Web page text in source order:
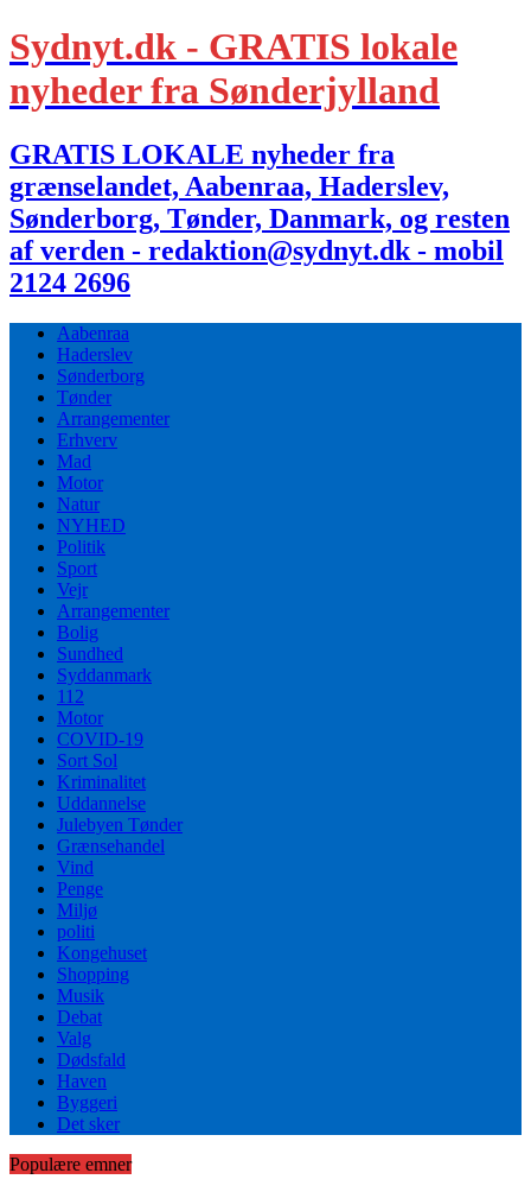
Sydnyt.dk - GRATIS lokale
nyheder fra Sønderjylland
GRATIS LOKALE nyheder fra
grænselandet, Aabenraa, Haderslev,
Sønderborg, Tønder, Danmark, og resten
af verden - redaktion@sydnyt.dk - mobil
2124 2696
Aabenraa
Haderslev
Sønderborg
Tønder
Arrangementer
Erhverv
Mad
Motor
Natur
NYHED
Politik
Sport
Vejr
Arrangementer
Bolig
Sundhed
Syddanmark
112
Motor
COVID-19
Sort Sol
Kriminalitet
Uddannelse
Julebyen Tønder
Grænsehandel
Vind
Penge
Miljø
politi
Kongehuset
Shopping
Musik
Debat
Valg
Dødsfald
Haven
Byggeri
Det sker
Populære emner